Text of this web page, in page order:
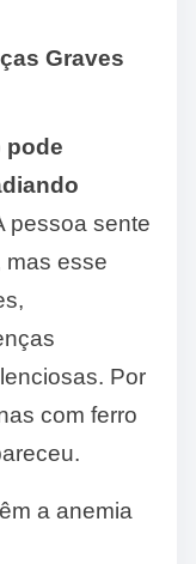
Graves
pode
pessoa sente
mas esse
Por
com ferro
a anemia